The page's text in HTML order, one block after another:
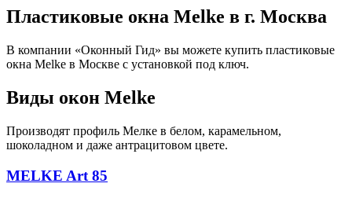
Пластиковые окна Melke в г. Москва
В компании «Оконный Гид» вы можете купить пластиковые
окна Melke в Москве с установкой под ключ.
Виды окон Melke
Производят профиль Мелке в белом, карамельном,
шоколадном и даже антрацитовом цвете.
MELKE Art 85